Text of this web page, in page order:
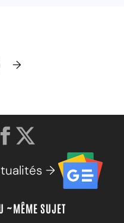
→
→
~MÊME SUJET